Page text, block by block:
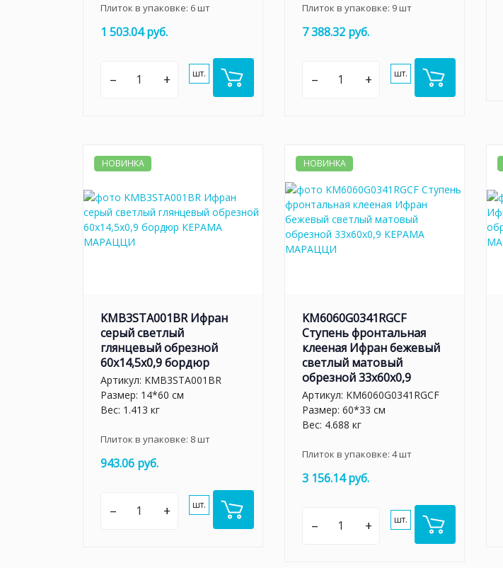
Плиток в упаковке: 6шт
1 503.04 руб.
– + шт.
Плиток в упаковке: 9шт
7 388.32 руб.
– + шт.
НОВИНКА
KMB3STA001BR Ифран
серый светлый
глянцевый обрезной
60x14,5x0,9 бордюр
Артикул: KMB3STA001BR
Размер: 14*60 см
Вес: 1.413 кг
Плиток в упаковке: 8шт
943.06 руб.
– + шт.
НОВИНКА
KM6060G0341RGCF
Ступень фронтальная
клееная Ифран бежевый
светлый матовый
обрезной 33x60x0,9
Артикул: KM6060G0341RGCF
Размер: 60*33 см
Вес: 4.688 кг
Плиток в упаковке: 4шт
3 156.14 руб.
– + шт.